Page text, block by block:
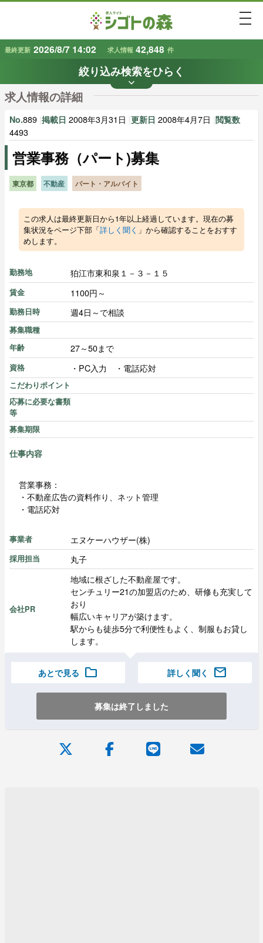
最終更新 2026/8/7 14:02 求人情報 42,848 件
絞り込み検索をひらく
keyboard_arrow_down
条件から探す
地域で探す 業種 で探す
雇用形態で探す 賃金で探す
求人情報の詳細
No.889 掲載日 2008年3月31日 更新日 2008年4月7日 閲覧数
4493
営業事務（パート)募集
東京都 不動産 パート・アルバイト
この求人は最終更新日から1年以上経過しています。現在の募
集状況をページ下部「詳しく聞く 」から確認することをおすす
めします。
勤務地 狛江市東和泉１－３－１５
賃金 1100円～
勤務日時 週4日～で相談
募集職種
年齢
27～50まで
資格 ・PC入力 ・電話応対
こだわりポイント
応募に必要な書類
等
募集期限
仕事内容
営業事務：
・不動産広告の資料作り、ネット管理
・電話応対
事業者 エヌケーハウザー(株)
採用担当 丸子
会社PR
地域に根ざした不動産屋です。
センチュリー21の加盟店のため、研修も充実して
おり
幅広いキャリアが築けます。
駅からも徒歩5分で利便性もよく、制服もお貸し
します。
あとで見る folder 詳しく聞く mail
募集は終了しました